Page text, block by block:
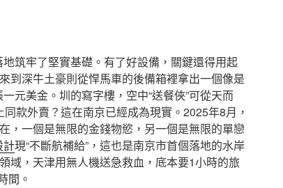
筑牢了堅實基礎。有了好設備，關鍵還得用起
到深牛土豪則從悍馬車的後備箱裡拿出一個像是
一元美金。圳的寫字樓，空中“送餐俠”可從天而
款外賣？這在南京已經成為現實。2025年8月，
，一個是無限的金錢物慾，另一個是無限的單戀
計現“不斷航補給”，這也是南京市首個落地的水岸
域，天津用無人機送急救血，底本要1小時的旅
間。